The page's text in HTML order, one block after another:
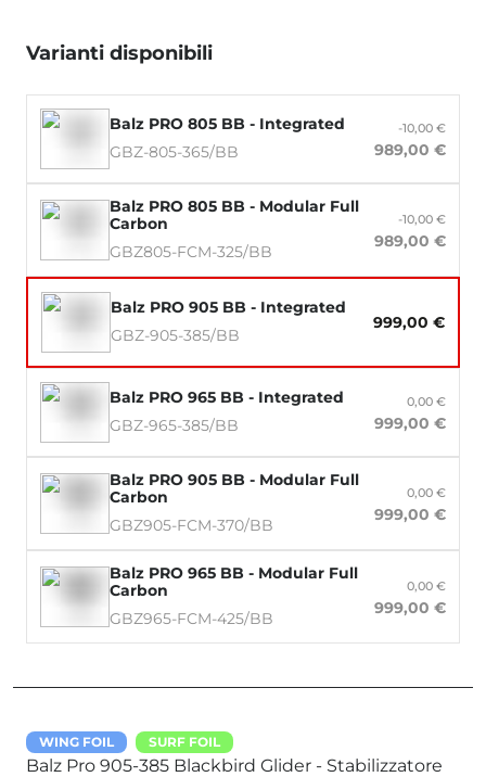
Varianti disponibili
Balz PRO 805 BB - Integrated
GBZ-805-365/BB
-10,00 €
989,00 €
Balz PRO 805 BB - Modular Full
Carbon
GBZ805-FCM-325/BB
-10,00 €
989,00 €
Balz PRO 905 BB - Integrated
GBZ-905-385/BB
999,00 €
Balz PRO 965 BB - Integrated
GBZ-965-385/BB
0,00 €
999,00 €
Balz PRO 905 BB - Modular Full
Carbon
GBZ905-FCM-370/BB
0,00 €
999,00 €
Balz PRO 965 BB - Modular Full
Carbon
GBZ965-FCM-425/BB
0,00 €
999,00 €
WING FOIL SURF FOIL
Balz Pro 905-385 Blackbird Glider - Stabilizzatore